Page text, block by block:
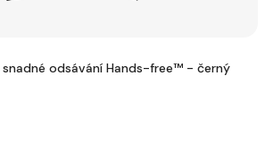
snadné odsávání Hands-free™ - černý